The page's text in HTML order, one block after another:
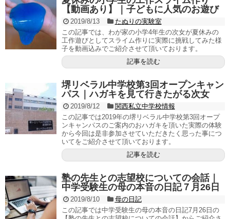
【動画あり】｜子どもに人気のお遊び
2019/8/13
たぬりの実験室
この記事では、わが家の小学4年生の次女が夏休みの
工作遊びとしてスライム作りに実際に挑戦してみた様
子を動画込みでご紹介させて頂いております。
記事を読む
堺リベラル中学校第3回オープンキャン
パス｜ハガキを見て行きたがる次女
2019/8/12
関西私立中学校情報
この記事では2019年の堺リベラル中学校第3回オープ
ンキャンパスのご案内のおハガキを頂いた実際の体験
から今回は是非参加させていただきたく思った事につ
いてをご紹介させて頂いております。
記事を読む
塾の先生との志望校についての会話｜
中学受験生の母の本音の日記７月26日
2019/8/10
母の日記
この記事では中学受験生の母の本音の日記7月26日の